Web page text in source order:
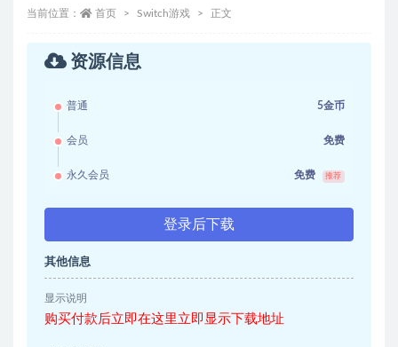
当前位置： 首页 Switch游戏 正文
资源信息
普通 5金币
会员 免费
永久会员 免费 推荐
登录后下载
其他信息
显示说明
购买付款后立即在这里立即显示下载地址